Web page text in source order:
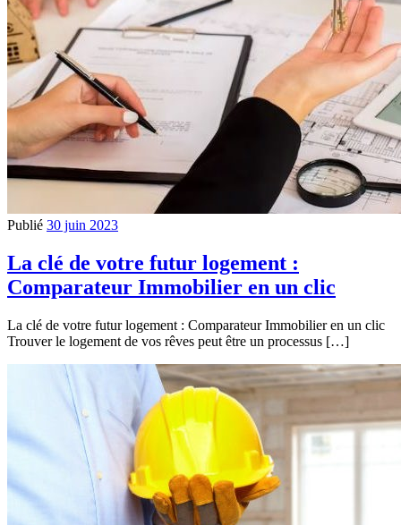
Publié 30 juin 2023
La clé de votre futur logement :
Comparateur Immobilier en un clic
La clé de votre futur logement : Comparateur Immobilier en un clic
Trouver le logement de vos rêves peut être un processus […]